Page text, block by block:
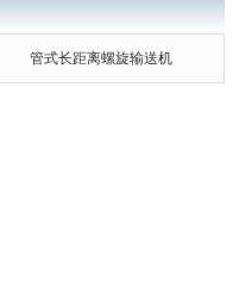
管式长距离螺旋输送机